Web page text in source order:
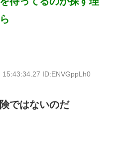
ID:ENVGppLh0
ではないのだ